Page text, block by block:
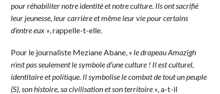
pour réhabiliter notre identité et notre culture. Ils ont sacrifié
leur jeunesse, leur carrière et même leur vie pour certains
d’entre eux », rappelle-t-elle.
Pour le journaliste Meziane Abane, « le drapeau Amazigh
n’est pas seulement le symbole d’une culture ! Il est culturel,
identitaire et politique. Il symbolise le combat de tout un peuple
(S), son histoire, sa civilisation et son territoire », a-t-il